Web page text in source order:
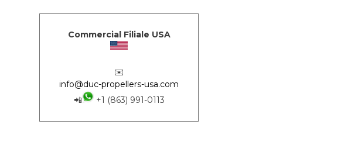
Commercial Filiale USA
✉️
info@duc-propellers-usa.com
📲
+1 (863) 991-0113